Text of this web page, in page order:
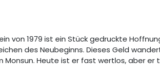
von 1979 ist ein Stück gedruckte
des Neubeginns. Dieses Geld
Monsun. Heute ist er fast wertlos, aber